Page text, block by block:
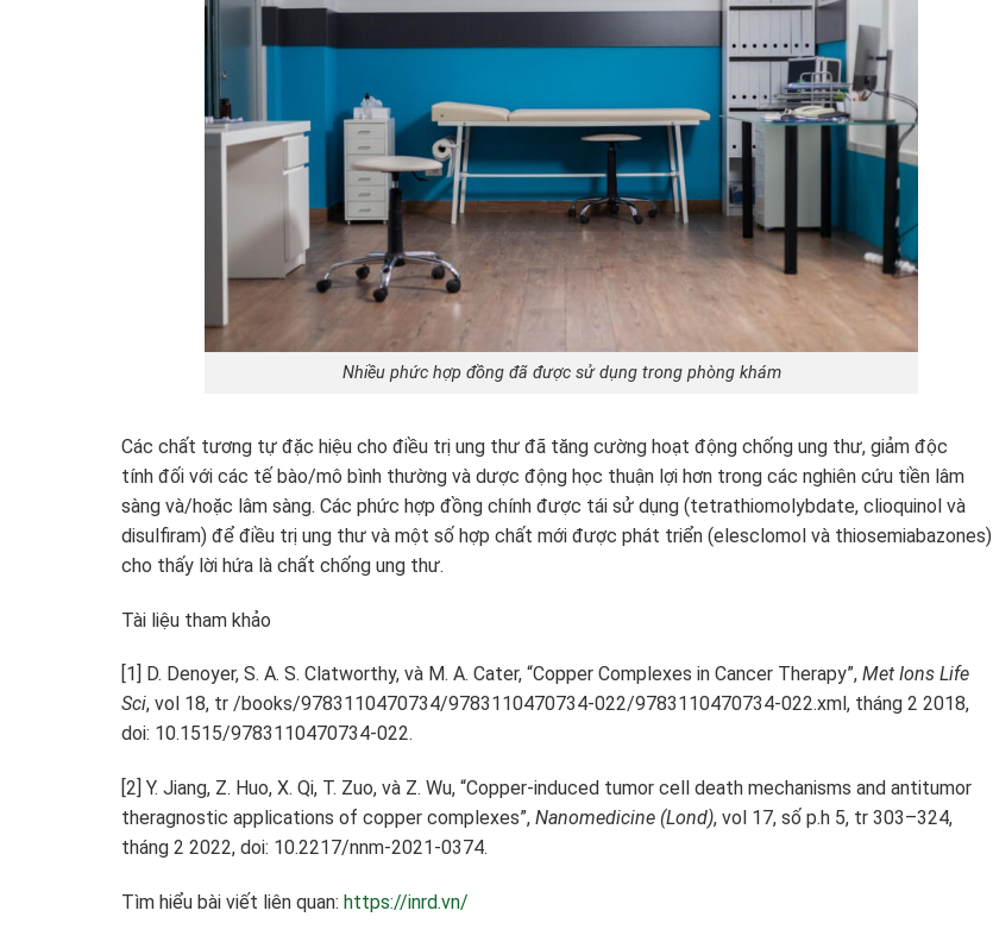
Nhiều phức hợp đồng đã được sử dụng trong phòng khám
Các chất tương tự đặc hiệu cho điều trị ung thư đã tăng cường hoạt động chống ung thư, giảm độc
tính đối với các tế bào/mô bình thường và dược động học thuận lợi hơn trong các nghiên cứu tiền lâm
sàng và/hoặc lâm sàng. Các phức hợp đồng chính được tái sử dụng (tetrathiomolybdate, clioquinol và
disulfiram) để điều trị ung thư và một số hợp chất mới được phát triển (elesclomol và thiosemiabazones)
cho thấy lời hứa là chất chống ung thư.
Tài liệu tham khảo
[1] D. Denoyer, S. A. S. Clatworthy, và M. A. Cater, “Copper Complexes in Cancer Therapy”, Met Ions Life
Sci, vol 18, tr /books/9783110470734/9783110470734-022/9783110470734-022.xml, tháng 2 2018,
doi: 10.1515/9783110470734-022.
[2] Y. Jiang, Z. Huo, X. Qi, T. Zuo, và Z. Wu, “Copper-induced tumor cell death mechanisms and antitumor
theragnostic applications of copper complexes”, Nanomedicine (Lond), vol 17, số p.h 5, tr 303–324,
tháng 2 2022, doi: 10.2217/nnm-2021-0374.
Tìm hiểu bài viết liên quan: https://inrd.vn/